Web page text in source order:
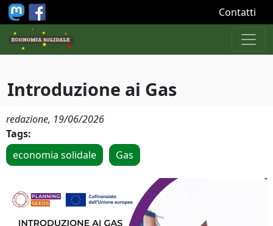
Salta al contenuto principale Contatti
Introduzione ai Gas
redazione, 19/06/2026
Tags:
economia solidale
Gas